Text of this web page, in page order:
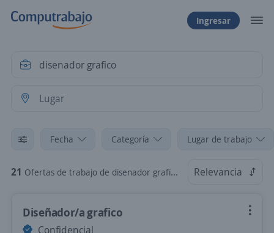
Ingresar
Fecha Categoría Lugar de trabajo
21 Ofertas de trabajo de disenador grafico Relevancia
Diseñador/a grafico
Confidencial